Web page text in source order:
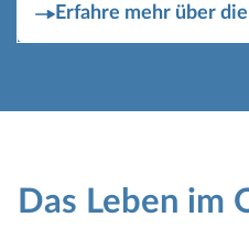
Erfahre mehr über
Das Leben im